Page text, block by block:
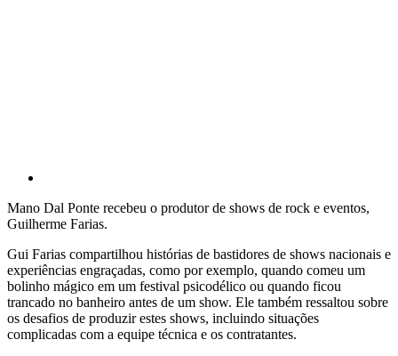
Mano Dal Ponte recebeu o produtor de shows de rock e eventos,
Guilherme Farias.
Gui Farias compartilhou histórias de bastidores de shows nacionais e
experiências engraçadas, como por exemplo, quando comeu um
bolinho mágico em um festival psicodélico ou quando ficou
trancado no banheiro antes de um show. Ele também ressaltou sobre
os desafios de produzir estes shows, incluindo situações
complicadas com a equipe técnica e os contratantes.